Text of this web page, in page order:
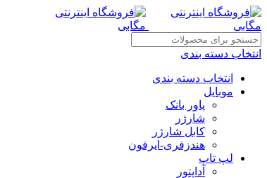
انتخاب دسته بندی
انتخاب دسته بندی
موبایل
پاور بانک
شارژر
کابل شارژر
هندزفری-ایرفون
لپ تاپ
آداپتور